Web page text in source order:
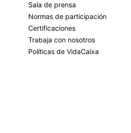
Sala de prensa
Normas de participación
Certificaciones
Trabaja con nosotros
Políticas de VidaCaixa